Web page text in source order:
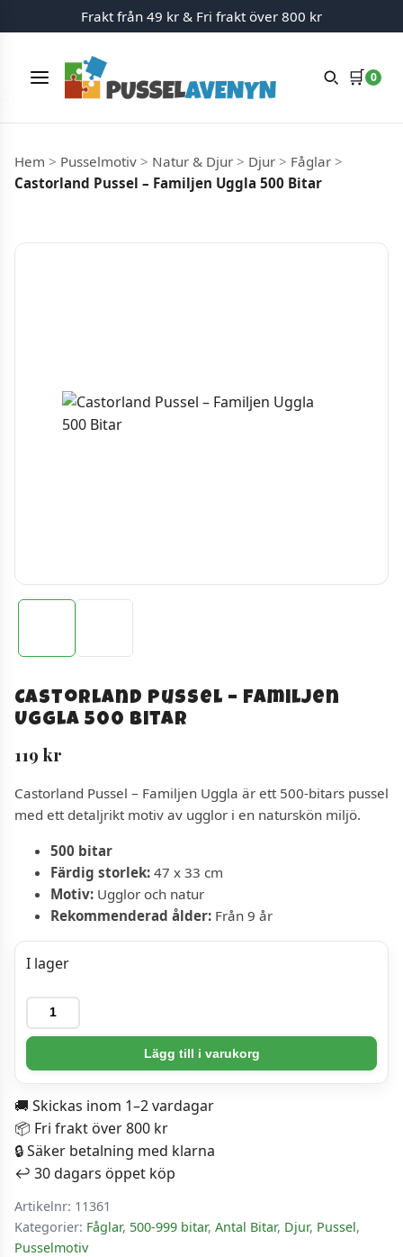
Hoppa till innehåll
Frakt från 49 kr & Fri frakt över 800 kr
Meny 🛒 0
Hem > Pusselmotiv > Natur & Djur > Djur > Fåglar >
Castorland Pussel – Familjen Uggla 500 Bitar
Castorland Pussel – Familjen
Uggla 500 Bitar
119 kr
Castorland Pussel – Familjen Uggla är ett 500-bitars pussel
med ett detaljrikt motiv av ugglor i en naturskön miljö.
500 bitar
Färdig storlek: 47 x 33 cm
Motiv: Ugglor och natur
Rekommenderad ålder: Från 9 år
I lager
Castorland
Pussel
Familjen
Uggla
500
Bitar
mängd
Lägg till i varukorg
🚚 Skickas inom 1–2 vardagar
📦 Fri frakt över 800 kr
🔒 Säker betalning med klarna
↩️ 30 dagars öppet köp
Artikelnr: 11361
Kategorier: Fåglar, 500-999 bitar, Antal Bitar, Djur, Pussel,
Pusselmotiv